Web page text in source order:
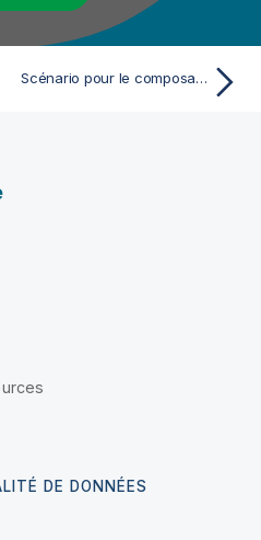
Scénario pour le composant Map - Mediation
DE DONNÉES